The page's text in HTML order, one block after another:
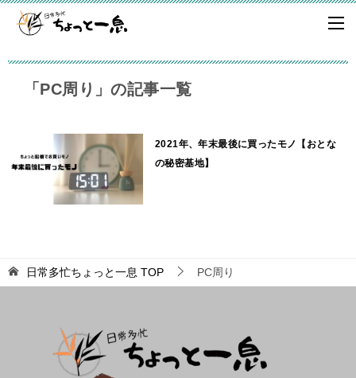
「PC周り」の記事一覧
2021年、年末最後に買ったモノ【おとな
の秘密基地】
日常多忙ちょっと一息 TOP PC周り